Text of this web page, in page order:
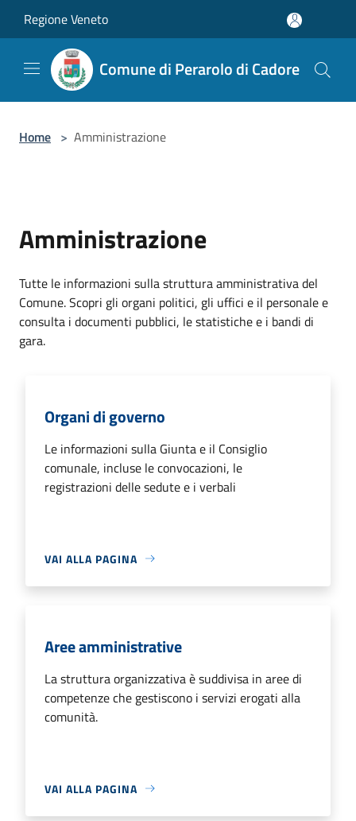
Regione Veneto
Comune di Perarolo di Cadore
Home > Amministrazione
Amministrazione
Tutte le informazioni sulla struttura amministrativa del
Comune. Scopri gli organi politici, gli uffici e il personale e
consulta i documenti pubblici, le statistiche e i bandi di
gara.
Organi di governo
Le informazioni sulla Giunta e il Consiglio
comunale, incluse le convocazioni, le
registrazioni delle sedute e i verbali
VAI ALLA PAGINA
Aree amministrative
La struttura organizzativa è suddivisa in aree di
competenze che gestiscono i servizi erogati alla
comunità.
VAI ALLA PAGINA